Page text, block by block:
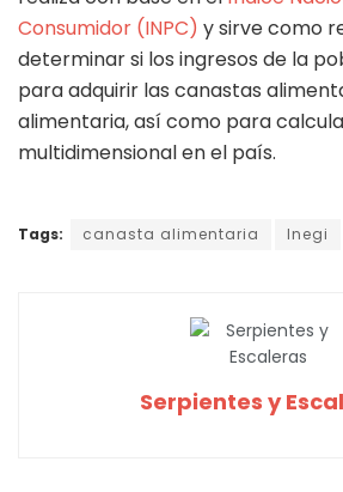
Consumidor (INPC) y sirve como
determinar si los ingresos de la
para adquirir las canastas
alimentaria, así como para
multidimensional en el país.
Tags: canasta alimentaria Inegi
Serpientes y